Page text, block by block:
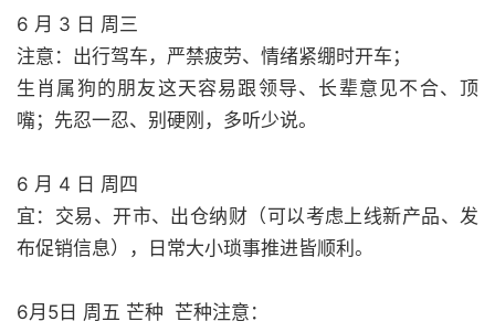
6 月 3 日 周三
注意：出行驾车，严禁疲劳、情绪紧绷时开车；
生肖属狗的朋友这天容易跟领导、长辈意见不合、顶
嘴；先忍一忍、别硬刚，多听少说。
6 月 4 日 周四
宜：交易、开市、出仓纳财（可以考虑上线新产品、发
布促销信息），日常大小琐事推进皆顺利。
6月5日 周五 芒种 芒种注意：